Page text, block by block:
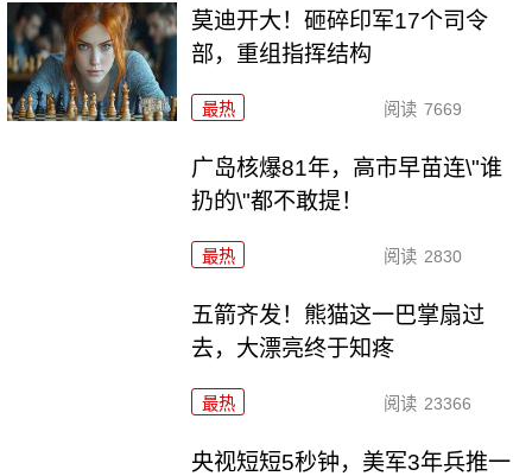
莫迪开大！砸碎印军17个司令
部，重组指挥结构
最热 阅读 7669
广岛核爆81年，高市早苗连\"谁
扔的\"都不敢提！
最热 阅读 2830
五箭齐发！熊猫这一巴掌扇过
去，大漂亮终于知疼
最热 阅读 23366
央视短短5秒钟，美军3年兵推一